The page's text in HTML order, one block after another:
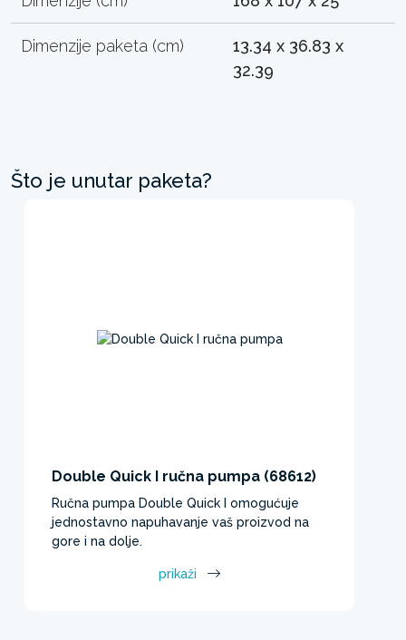
Dimenzije paketa (cm)
13.34 x 36.83 x
32.39
Što je unutar paketa?
Double Quick I ručna pumpa (68612)
Ručna pumpa Double Quick I omogućuje
jednostavno napuhavanje vaš proizvod na
gore i na dolje.
prikaži